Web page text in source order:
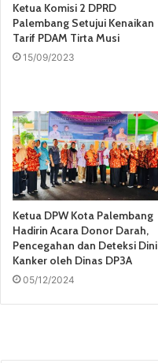
Ketua Komisi 2 DPRD
Palembang Setujui Kenaikan
Tarif PDAM Tirta Musi
15/09/2023
Ketua DPW Kota Palembang
Hadirin Acara Donor Darah,
Pencegahan dan Deteksi Dini
Kanker oleh Dinas DP3A
05/12/2024